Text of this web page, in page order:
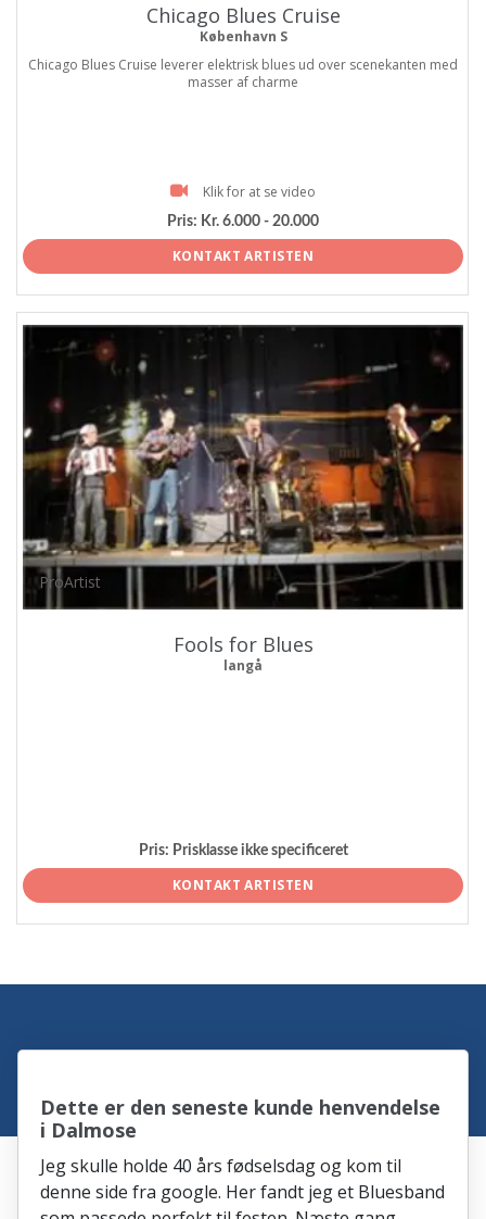
Chicago Blues Cruise
København S
Chicago Blues Cruise leverer elektrisk blues ud over scenekanten med
masser af charme
Klik for at se video
Pris: Kr. 6.000 - 20.000
KONTAKT ARTISTEN
ProArtist
Fools for Blues
langå
Pris: Prisklasse ikke specificeret
KONTAKT ARTISTEN
Dette er den seneste kunde henvendelse
i Dalmose
Jeg skulle holde 40 års fødselsdag og kom til
denne side fra google. Her fandt jeg et Bluesband